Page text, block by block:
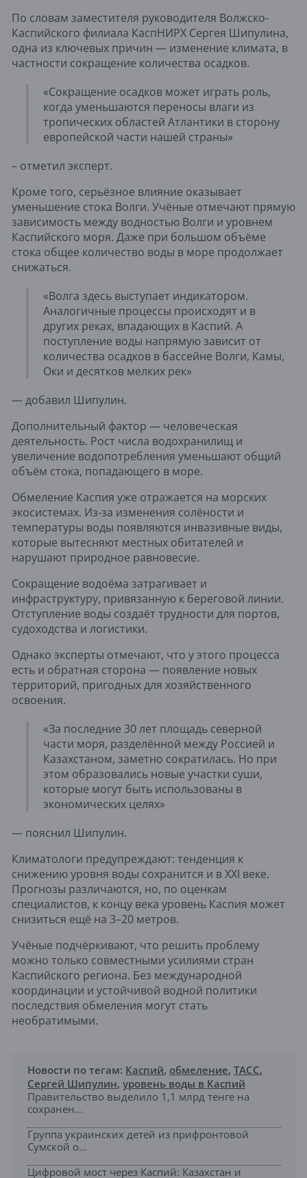
По словам заместителя руководителя Волжско-
Каспийского филиала КаспНИРХ Сергея Шипулина,
одна из ключевых причин — изменение климата, в
частности сокращение количества осадков.
«Сокращение осадков может играть роль,
когда уменьшаются переносы влаги из
тропических областей Атлантики в сторону
европейской части нашей страны»
– отметил эксперт.
Кроме того, серьёзное влияние оказывает
уменьшение стока Волги. Учёные отмечают прямую
зависимость между водностью Волги и уровнем
Каспийского моря. Даже при большом объёме
стока общее количество воды в море продолжает
снижаться.
«Волга здесь выступает индикатором.
Аналогичные процессы происходят и в
других реках, впадающих в Каспий. А
поступление воды напрямую зависит от
количества осадков в бассейне Волги, Камы,
Оки и десятков мелких рек»
— добавил Шипулин.
Дополнительный фактор — человеческая
деятельность. Рост числа водохранилищ и
увеличение водопотребления уменьшают общий
объём стока, попадающего в море.
Обмеление Каспия уже отражается на морских
экосистемах. Из-за изменения солёности и
температуры воды появляются инвазивные виды,
которые вытесняют местных обитателей и
нарушают природное равновесие.
Сокращение водоёма затрагивает и
инфраструктуру, привязанную к береговой линии.
Отступление воды создаёт трудности для портов,
судоходства и логистики.
Однако эксперты отмечают, что у этого процесса
есть и обратная сторона — появление новых
территорий, пригодных для хозяйственного
освоения.
«За последние 30 лет площадь северной
части моря, разделённой между Россией и
Казахстаном, заметно сократилась. Но при
этом образовались новые участки суши,
которые могут быть использованы в
экономических целях»
— пояснил Шипулин.
Климатологи предупреждают: тенденция к
снижению уровня воды сохранится и в XXI веке.
Прогнозы различаются, но, по оценкам
специалистов, к концу века уровень Каспия может
снизиться ещё на 3–20 метров.
Учёные подчёркивают, что решить проблему
можно только совместными усилиями стран
Каспийского региона. Без международной
координации и устойчивой водной политики
последствия обмеления могут стать
необратимыми.
Новости по тегам: Каспий, обмеление, ТАСС,
Сергей Шипулин, уровень воды в Каспий
Правительство выделило 1,1 млрд тенге на
сохранен...
Группа украинских детей из прифронтовой
Сумской о...
Цифровой мост через Каспий: Казахстан и